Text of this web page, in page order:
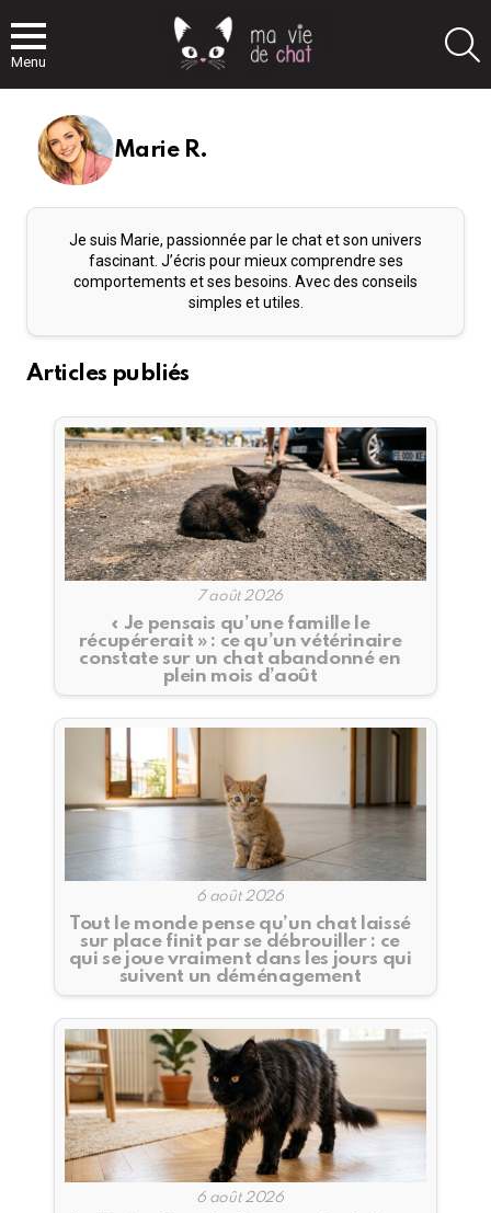
Menu
Marie R.
Je suis Marie, passionnée par le chat et son univers
fascinant. J’écris pour mieux comprendre ses
comportements et ses besoins. Avec des conseils
simples et utiles.
Articles publiés
7 août 2026
« Je pensais qu’une famille le
récupérerait » : ce qu’un vétérinaire
constate sur un chat abandonné en
plein mois d’août
6 août 2026
Tout le monde pense qu’un chat laissé
sur place finit par se débrouiller : ce
qui se joue vraiment dans les jours qui
suivent un déménagement
6 août 2026